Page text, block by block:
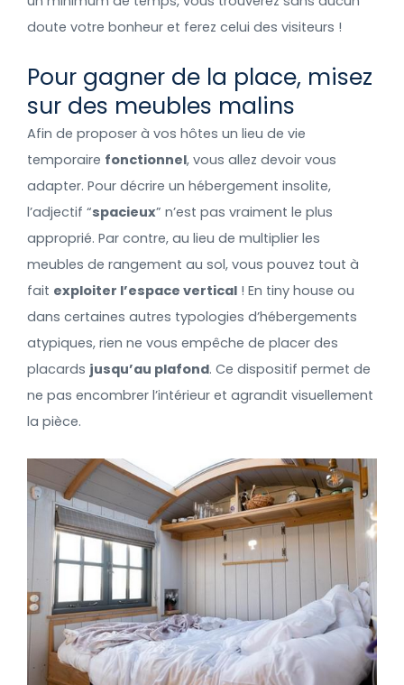
doute votre bonheur et ferez celui des visiteurs !
Pour gagner de la place, misez
sur des meubles malins
Afin de proposer à vos hôtes un lieu de vie
temporaire fonctionnel, vous allez devoir vous
adapter. Pour décrire un hébergement insolite,
l’adjectif “spacieux” n’est pas vraiment le plus
approprié. Par contre, au lieu de multiplier les
meubles de rangement au sol, vous pouvez tout à
fait exploiter l’espace vertical ! En tiny house ou
dans certaines autres typologies d’hébergements
atypiques, rien ne vous empêche de placer des
placards jusqu’au plafond. Ce dispositif permet de
ne pas encombrer l’intérieur et agrandit visuellement
la pièce.